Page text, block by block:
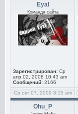
Eyal
Команда сайта
Зарегистрирован: Ср
апр 02, 2008 10:43 am
Сообщений: 2166
Ср окт 07, 2009 8:15 am
Ohu_P